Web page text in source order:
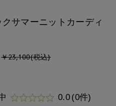
サマーニットカーディ
￥23,100(税込)
0.0 (0件)